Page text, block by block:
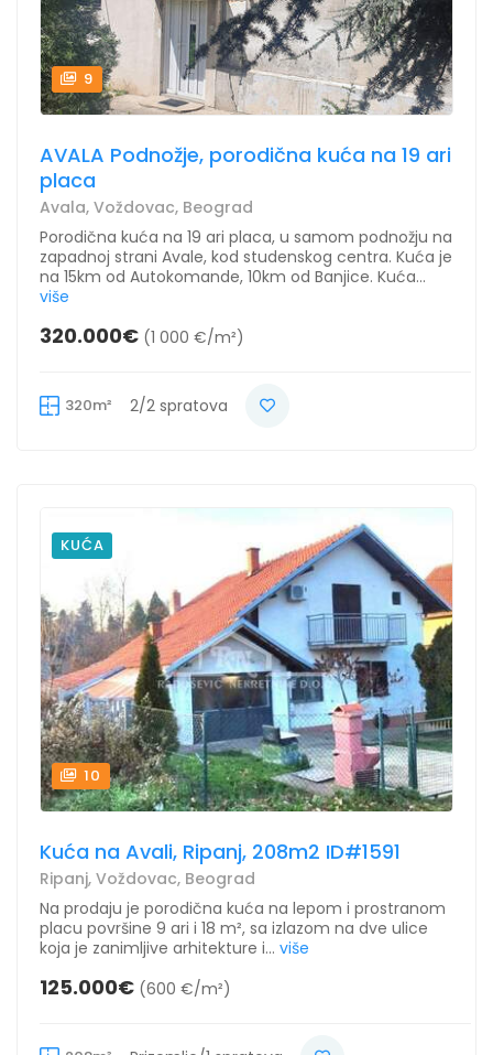
9
AVALA Podnožje, porodična kuća na 19 ari
placa
Avala, Voždovac, Beograd
Porodična kuća na 19 ari placa, u samom podnožju na
zapadnoj strani Avale, kod studenskog centra. Kuća je
na 15km od Autokomande, 10km od Banjice. Kuća...
više
320.000€ (1 000 €/m²)
320m² 2/2 spratova
KUĆA
10
Kuća na Avali, Ripanj, 208m2 ID#1591
Ripanj, Voždovac, Beograd
Na prodaju je porodična kuća na lepom i prostranom
placu površine 9 ari i 18 m², sa izlazom na dve ulice
koja je zanimljive arhitekture i... više
125.000€ (600 €/m²)